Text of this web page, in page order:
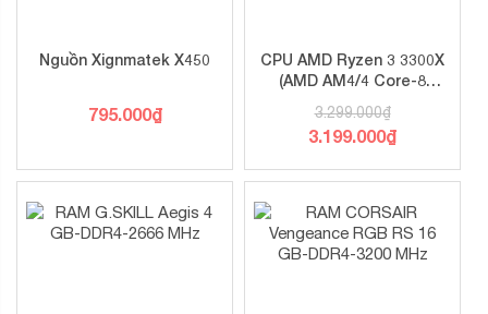
Nguồn Xignmatek X450
795.000₫
CPU AMD Ryzen 3 3300X
(AMD AM4/4 Core-8
Thread/3.8 GHz-4.3
GHz/16 MB/65 W)
3.299.000₫
3.199.000₫